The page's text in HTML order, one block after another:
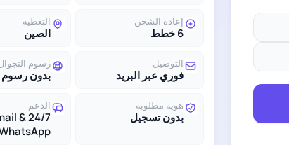
إعادة الشحن
6 خطط
التغطية
الصين
التوصيل
فوري عبر البريد
رسوم
بدون رسوم
هوية مطلوبة
بدون تسجيل
الدعم
Email &